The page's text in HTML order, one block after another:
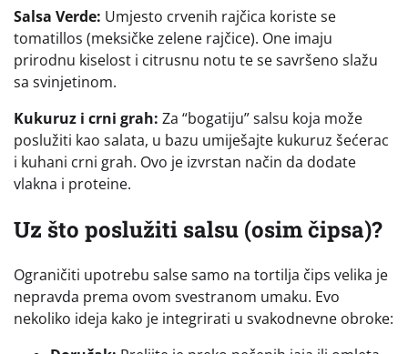
Salsa Verde: Umjesto crvenih rajčica koriste se
tomatillos (meksičke zelene rajčice). One imaju
prirodnu kiselost i citrusnu notu te se savršeno slažu
sa svinjetinom.
Kukuruz i crni grah: Za “bogatiju” salsu koja može
poslužiti kao salata, u bazu umiješajte kukuruz šećerac
i kuhani crni grah. Ovo je izvrstan način da dodate
vlakna i proteine.
Uz što poslužiti salsu (osim čipsa)?
Ograničiti upotrebu salse samo na tortilja čips velika je
nepravda prema ovom svestranom umaku. Evo
nekoliko ideja kako je integrirati u svakodnevne obroke: